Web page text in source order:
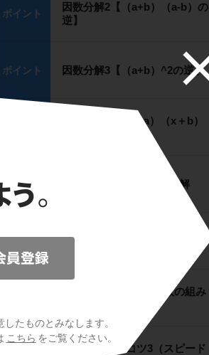
したものとみなします。
こちら をご覧ください。
ポイント
因数分解2【（a+b）（a-b）の
逆】
ポイント 因数分解3【（a+b）^2の逆】
因数分解4【（x+a）（x＋b）
ポイント たすきがけを使う因数分解
たすきがけのコツ1（符号）
たすきがけのコツ2（数の組み
たすきがけのコツ3（スピード